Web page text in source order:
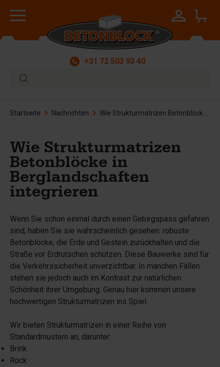
+31 72 503 93 40
Startseite Nachrichten Wie Strukturmatrizen Betonblöcke in Berglandschaften integrieren
Wie Strukturmatrizen
Betonblöcke in
Berglandschaften
integrieren
Wenn Sie schon einmal durch einen Gebirgspass gefahren
sind, haben Sie sie wahrscheinlich gesehen: robuste
Betonblöcke, die Erde und Gestein zurückhalten und die
Straße vor Erdrutschen schützen. Diese Bauwerke sind für
die Verkehrssicherheit unverzichtbar. In manchen Fällen
stehen sie jedoch auch im Kontrast zur natürlichen
Schönheit ihrer Umgebung. Genau hier kommen unsere
hochwertigen Strukturmatrizen ins Spiel.
Wir bieten Strukturmatrizen in einer Reihe von
Standardmustern an, darunter:
Brink
Rock